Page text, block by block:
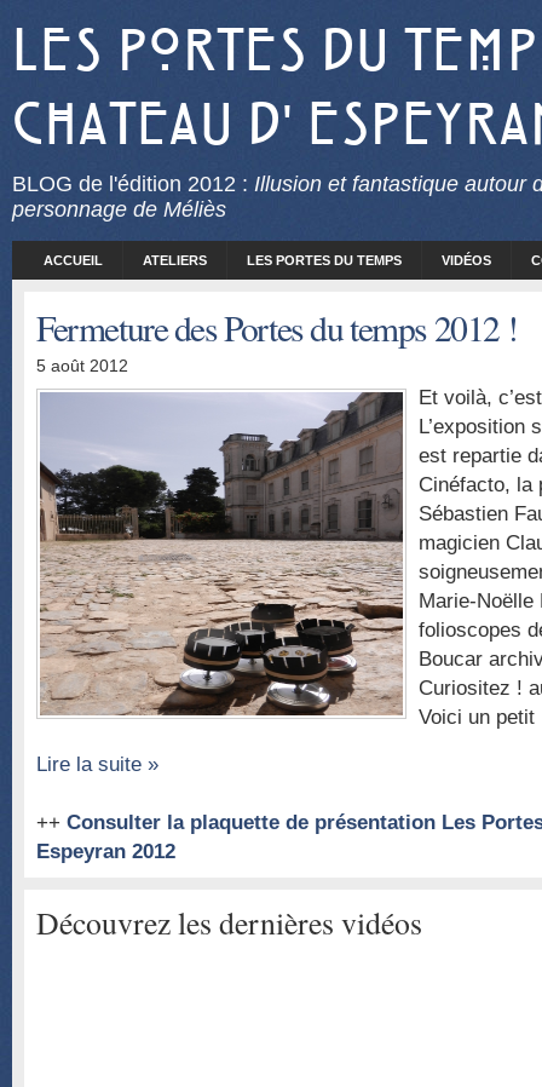
Les Portes du
Chateau d'
BLOG de l'édition 2012 : Illusion et fantastique autour
personnage de Méliès
ACCUEIL ATELIERS LES PORTES DU TEMPS VIDÉOS
Fermeture des Portes du temps 2012 !
5 août 2012
Et voilà,
L’exposition
est repartie
Cinéfacto, la
Sébastien
magicien
Marie-Noëlle
folioscopes
Boucar
Curiositez !
Voici un
Lire la suite »
++ Consulter la plaquette de présentation Les
Espeyran 2012
Découvrez les dernières vidéos